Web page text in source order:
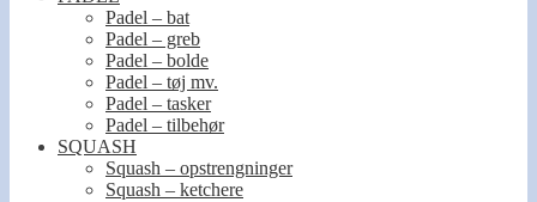
Padel – bat
Padel – greb
Padel – bolde
Padel – tøj mv.
Padel – tasker
Padel – tilbehør
SQUASH
Squash – opstrengninger
Squash – ketchere